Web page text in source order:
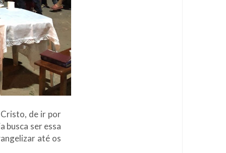
de ir por
busca ser essa
até os